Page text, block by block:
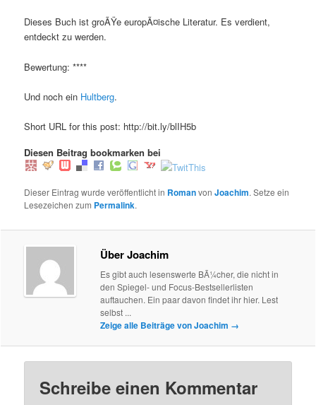
Dieses Buch ist groÃŸe europÃ¤ische Literatur. Es verdient,
entdeckt zu werden.
Bewertung: ****
Und noch ein Hultberg.
Short URL for this post: http://bit.ly/blIH5b
Diesen Beitrag bookmarken bei
Dieser Eintrag wurde veröffentlicht in RomanvonJoachim. Setze ein
Lesezeichen zum Permalink.
Über Joachim
Es gibt auch lesenswerte BÃ¼cher, die nicht in
den Spiegel- und Focus-Bestsellerlisten
auftauchen. Ein paar davon findet ihr hier. Lest
selbst ...
Zeige alle Beiträge von Joachim →
Schreibe einen Kommentar